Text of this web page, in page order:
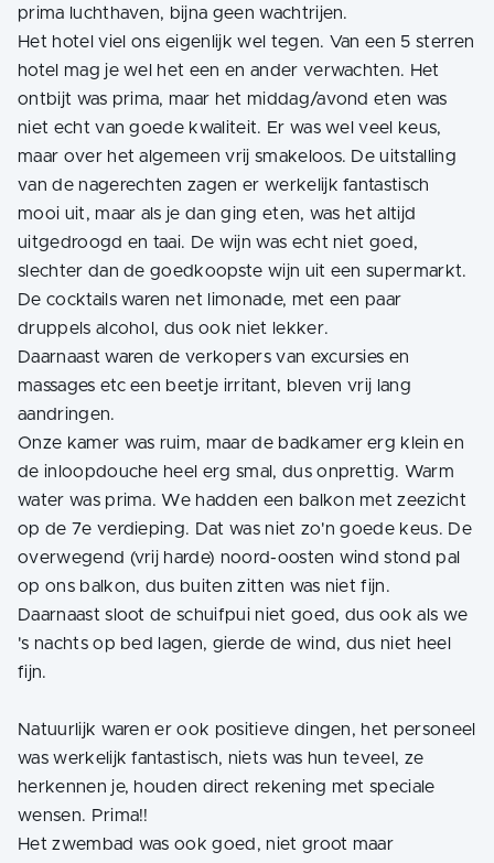
prima luchthaven, bijna geen wachtrijen.
Het hotel viel ons eigenlijk wel tegen. Van een 5 sterren
hotel mag je wel het een en ander verwachten. Het
ontbijt was prima, maar het middag/avond eten was
niet echt van goede kwaliteit. Er was wel veel keus,
maar over het algemeen vrij smakeloos. De uitstalling
van de nagerechten zagen er werkelijk fantastisch
mooi uit, maar als je dan ging eten, was het altijd
uitgedroogd en taai. De wijn was echt niet goed,
slechter dan de goedkoopste wijn uit een supermarkt.
De cocktails waren net limonade, met een paar
druppels alcohol, dus ook niet lekker.
Daarnaast waren de verkopers van excursies en
massages etc een beetje irritant, bleven vrij lang
aandringen.
Onze kamer was ruim, maar de badkamer erg klein en
de inloopdouche heel erg smal, dus onprettig. Warm
water was prima. We hadden een balkon met zeezicht
op de 7e verdieping. Dat was niet zo'n goede keus. De
overwegend (vrij harde) noord-oosten wind stond pal
op ons balkon, dus buiten zitten was niet fijn.
Daarnaast sloot de schuifpui niet goed, dus ook als we
's nachts op bed lagen, gierde de wind, dus niet heel
fijn.
Natuurlijk waren er ook positieve dingen, het personeel
was werkelijk fantastisch, niets was hun teveel, ze
herkennen je, houden direct rekening met speciale
wensen. Prima!!
Het zwembad was ook goed, niet groot maar